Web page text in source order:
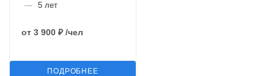
— 5 лет
от 3 900 ₽ /чел
ПОДРОБНЕЕ